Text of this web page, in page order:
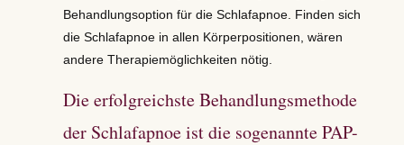
Behandlungsoption für die Schlafapnoe. Finden sich
die Schlafapnoe in allen Körperpositionen, wären
andere Therapiemöglichkeiten nötig.
Die erfolgreichste Behandlungsmethode
der Schlafapnoe ist die sogenannte PAP-